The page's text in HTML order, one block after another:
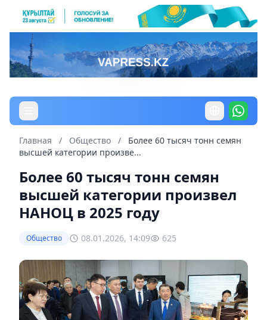
Главная / Общество /
Более 60 тысяч тонн семян
высшей категории произве...
Более 60 тысяч тонн семян
высшей категории произвел
НАНОЦ в 2025 году
Общество 08.01.2026, 14:09 625